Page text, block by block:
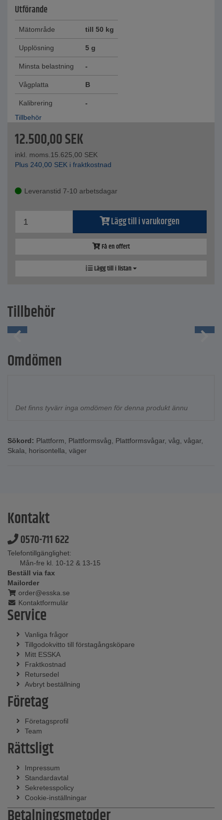
Utförande
Mätområde till 50 kg
Upplösning 5 g
Minsta belastning -
Vågplatta B
Kalibrering
-
Tillbehör
12.500,00SEK
inkl. moms.15.625,00 SEK
Plus 240,00 SEK i fraktkostnad
Leveranstid 7-10 arbetsdagar
Lägg till i varukorgen
Få en offert
Lägg till i listan
Tillbehör
Omdömen
Det finns tyvärr inga omdömen för denna produkt ännu
Sökord: Plattform, Plattformsvåg, Plattformsvågar, våg, vågar,
Skala, horisontella, väger
Kontakt
0570-711 622
Telefontillgänglighet:
Mån-fre kl. 10-12 & 13-15
Beställ via fax
Mailorder
order@esska.se
Kontaktformulär
Service
Vanliga frågor
Tillgodokvitto till förstagångsköpare
Mitt ESSKA
Fraktkostnad
Retursedel
Avbryt beställning
Företag
Företagsprofil
Team
Rättsligt
Impressum
Standardavtal
Sekretesspolicy
Cookie-inställningar